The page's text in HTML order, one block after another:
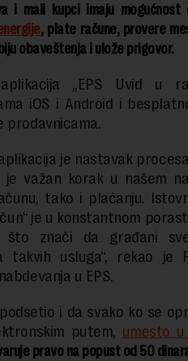
i mali kupci imaju
, plate račune, provere
obaveštenja i ulože prigovor.
„EPS Uvid u
iOS i Android i
prodavnicama.
je nastavak
je važan korak u našem
tako i plaćanju.
je u konstantnom
što znači da građani
takvih usluga“, rekao
u EPS.
i da svako ko se
putem, umesto
pravo na popust od 50